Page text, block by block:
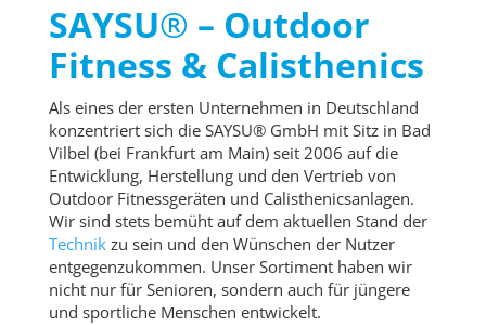
SAYSU® – Outdoor
Fitness & Calisthenics
Als eines der ersten Unternehmen in Deutschland
konzentriert sich die SAYSU® GmbH mit Sitz in Bad
Vilbel (bei Frankfurt am Main) seit 2006 auf die
Entwicklung, Herstellung und den Vertrieb von
Outdoor Fitnessgeräten und Calisthenicsanlagen.
Wir sind stets bemüht auf dem aktuellen Stand der
Technikzu sein und den Wünschen der Nutzer
entgegenzukommen. Unser Sortiment haben wir
nicht nur für Senioren, sondern auch für jüngere
und sportliche Menschen entwickelt.